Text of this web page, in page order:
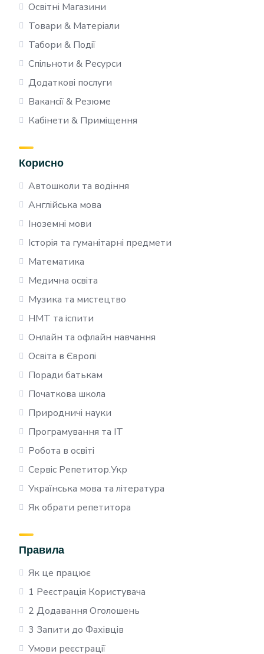
Освітні Магазини
Товари & Матеріали
Табори & Події
Спільноти & Ресурси
Додаткові послуги
Вакансії & Резюме
Кабінети & Приміщення
Корисно
Автошколи та водіння
Англійська мова
Іноземні мови
Історія та гуманітарні предмети
Математика
Медична освіта
Музика та мистецтво
НМТ та іспити
Онлайн та офлайн навчання
Освіта в Європі
Поради батькам
Початкова школа
Природничі науки
Програмування та IT
Робота в освіті
Сервіс Репетитор.Укр
Українська мова та література
Як обрати репетитора
Правила
Як це працює
1 Реєстрація Користувача
2 Додавання Оголошень
3 Запити до Фахівців
Умови реєстрації